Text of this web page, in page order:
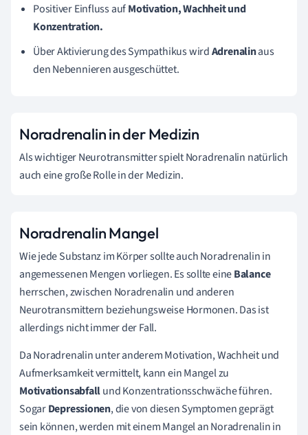
Positiver Einfluss aufMotivation, Wachheit und
Konzentration.
Über Aktivierung des Sympathikus wirdAdrenalinaus
den Nebennieren ausgeschüttet.
Noradrenalin in der Medizin
Als wichtiger Neurotransmitter spielt Noradrenalin natürlich
auch eine große Rolle in der Medizin.
Noradrenalin Mangel
Wie jede Substanz im Körper sollte auch Noradrenalin in
angemessenen Mengen vorliegen. Es sollte eineBalance
herrschen, zwischen Noradrenalin und anderen
Neurotransmittern beziehungsweise Hormonen. Das ist
allerdings nicht immer der Fall.
Da Noradrenalin unter anderem Motivation, Wachheit und
Aufmerksamkeit vermittelt, kann ein Mangel zu
Motivationsabfallund Konzentrationsschwäche führen.
SogarDepressionen, die von diesen Symptomen geprägt
sein können, werden mit einem Mangel an Noradrenalin in